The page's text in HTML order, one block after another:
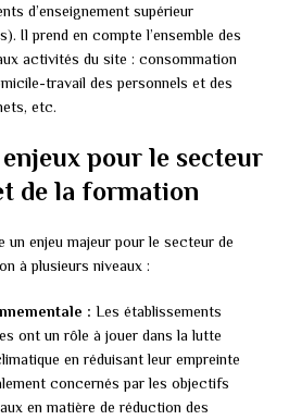
d’enseignement supérieur
Il prend en compte l’ensemble des
activités du site : consommation
travail des personnels et des
etc.
pour le secteur
de la formation
un enjeu majeur pour le secteur de
à plusieurs niveaux :
: Les établissements
ont un rôle à jouer dans la lutte
en réduisant leur empreinte
concernés par les objectifs
en matière de réduction des